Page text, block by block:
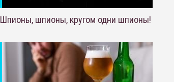
Шпионы, шпионы, кругом одни шпионы!